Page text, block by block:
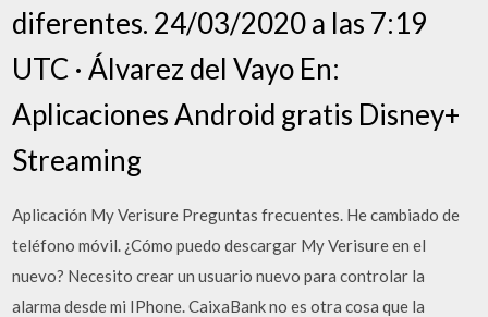
diferentes. 24/03/2020 a las 7:19
UTC · Álvarez del Vayo En:
Aplicaciones Android gratis Disney+
Streaming
Aplicación My Verisure Preguntas frecuentes. He cambiado de
teléfono móvil. ¿Cómo puedo descargar My Verisure en el
nuevo? Necesito crear un usuario nuevo para controlar la
alarma desde mi IPhone. CaixaBank no es otra cosa que la